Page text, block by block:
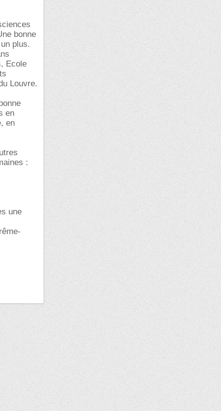
bonne
plus.
Ecole
Louvre.
en
en
:
une